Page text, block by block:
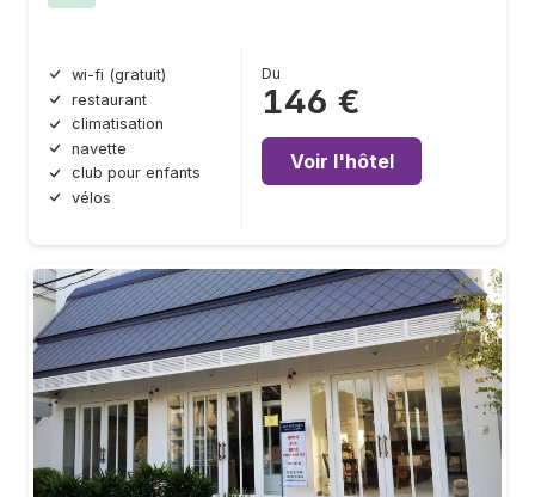
wi-fi (gratuit)
restaurant
climatisation
navette
club pour enfants
vélos
Du
146 €
Voir l'hôtel